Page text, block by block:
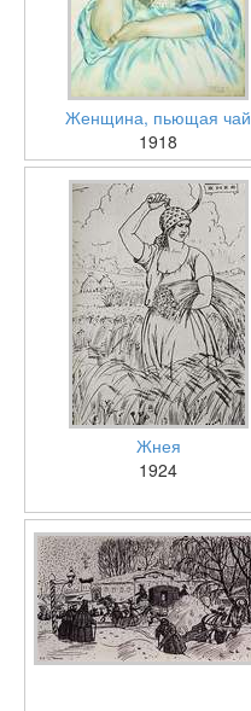
Женщина, пьющая чай
1918
Жнея
1924